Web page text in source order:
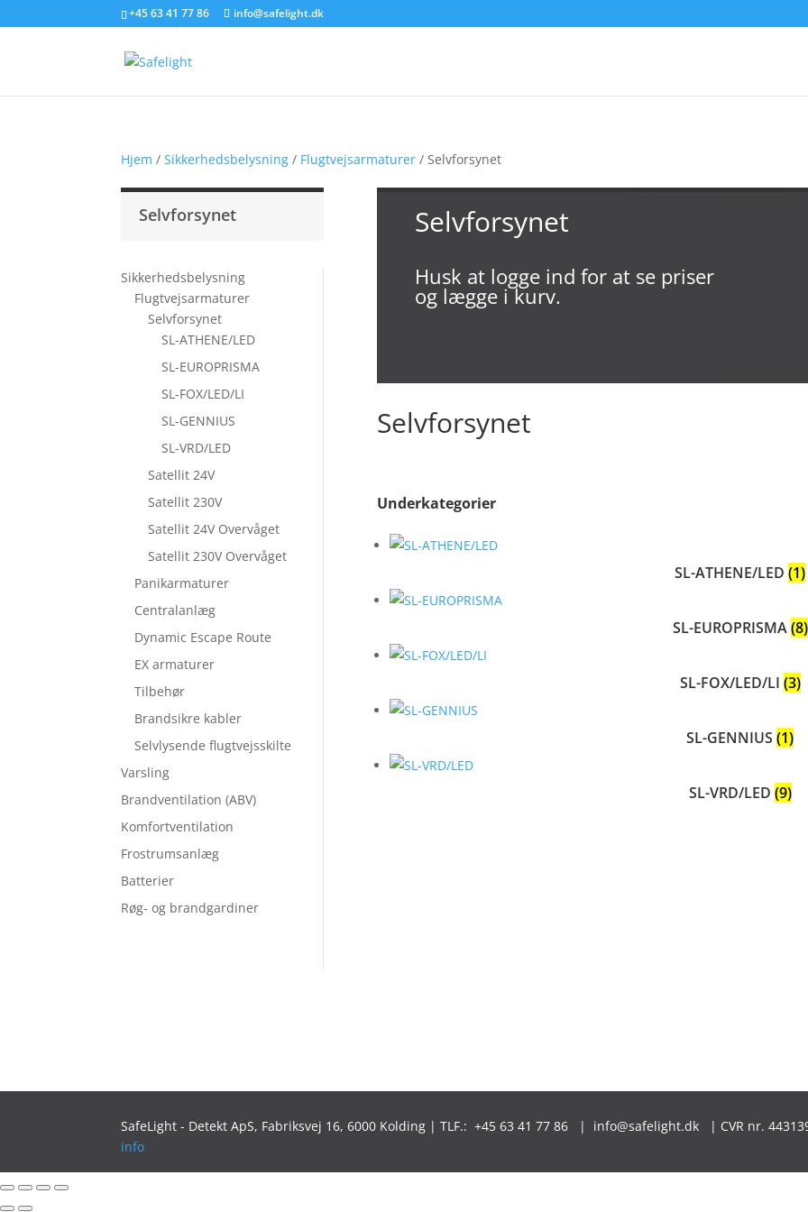
+45 63 41 77 86 info@safelight.dk
Hjem /Sikkerhedsbelysning / Flugtvejsarmaturer / Selvforsynet
Selvforsynet
Sikkerhedsbelysning
Flugtvejsarmaturer
Selvforsynet
SL-ATHENE/LED
SL-EUROPRISMA
SL-FOX/LED/LI
SL-GENNIUS
SL-VRD/LED
Satellit 24V
Satellit 230V
Satellit 24V Overvåget
Satellit 230V Overvåget
Panikarmaturer
Centralanlæg
Dynamic Escape Route
EX armaturer
Tilbehør
Brandsikre kabler
Selvlysende flugtvejsskilte
Varsling
Brandventilation (ABV)
Komfortventilation
Frostrumsanlæg
Batterier
Røg- og brandgardiner
Selvforsynet
Husk at logge ind for at se priser
og lægge i kurv.
Selvforsynet
Underkategorier
SL-ATHENE/LED(1)
SL-EUROPRISMA(8)
SL-FOX/LED/LI (3)
SL-GENNIUS(1)
SL-VRD/LED (9)
SafeLight - Detekt ApS, Fabriksvej 16, 6000 Kolding | TLF.: +45 63 41 77 86 | info@safelight.dk | CVR nr.
info